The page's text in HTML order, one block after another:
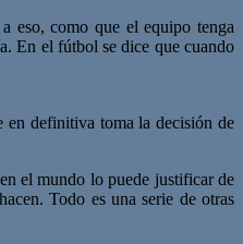
eso, como que el equipo tenga
En el fútbol se dice que cuando
en definitiva toma la decisión de
el mundo lo puede justificar de
Todo es una serie de otras